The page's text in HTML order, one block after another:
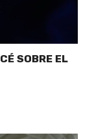
SOBRE EL